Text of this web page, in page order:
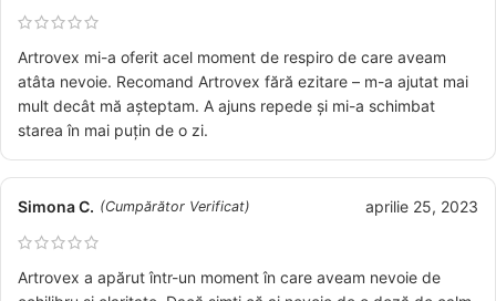
Artrovex mi-a oferit acel moment de respiro de care aveam
atâta nevoie. Recomand Artrovex fără ezitare – m-a ajutat mai
mult decât mă așteptam. A ajuns repede și mi-a schimbat
starea în mai puțin de o zi.
Simona C. (Cumpărător Verificat) aprilie 25, 2023
Artrovex a apărut într-un moment în care aveam nevoie de